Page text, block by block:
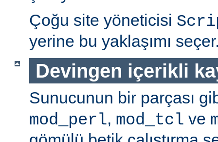
Çoğu site yöneticisi
yerine bu yaklaşımı
Devingen içerikli
Sunucunun bir parçası
mod_perl, mod_tcl ve